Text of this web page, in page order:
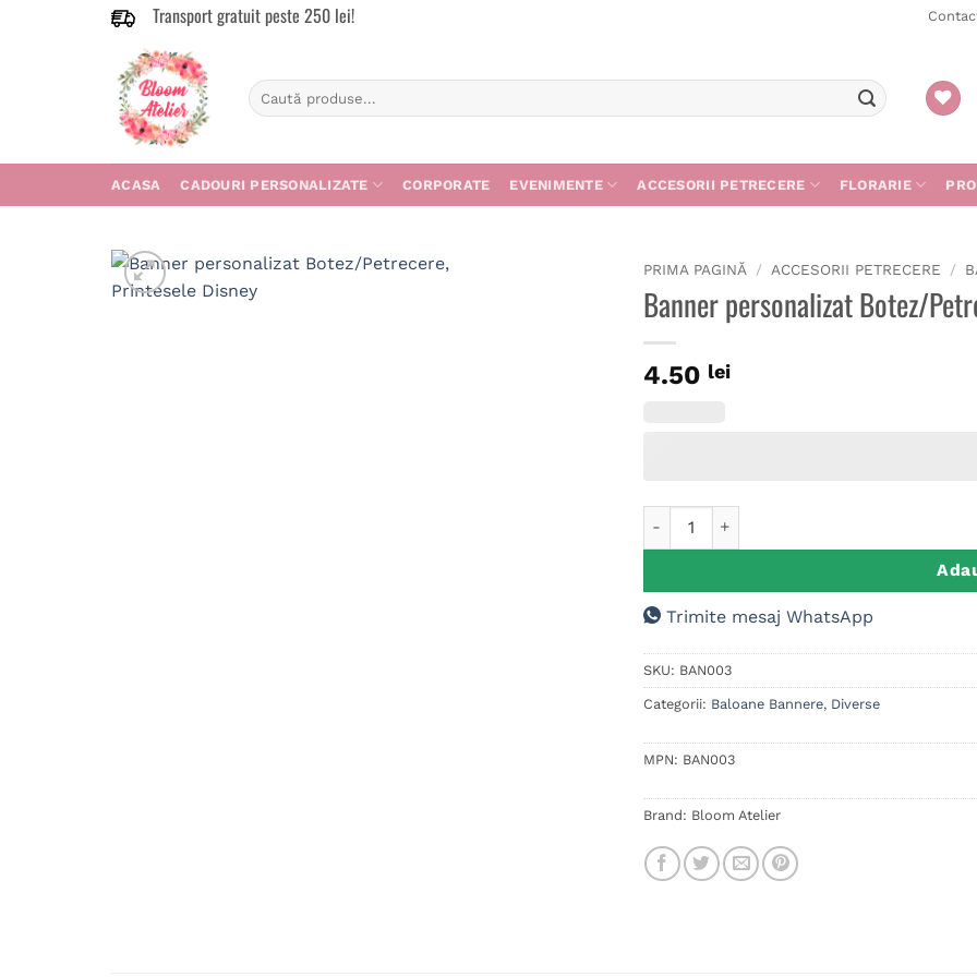
Transport gratuit peste 250 lei!
Caută
după:
ACASA CADOURI PERSONALIZATE CORPORATE EVENIMENTE ACCESORII PETRECERE FLORARIE
PRIMA PAGINĂ / ACCESORII PETRECERE /
Banner personalizat Botez/
4.50 lei
Trimite mesaj WhatsApp
SKU: BAN003
Categorii: Baloane Bannere, Diverse
MPN: BAN003
Brand: Bloom Atelier